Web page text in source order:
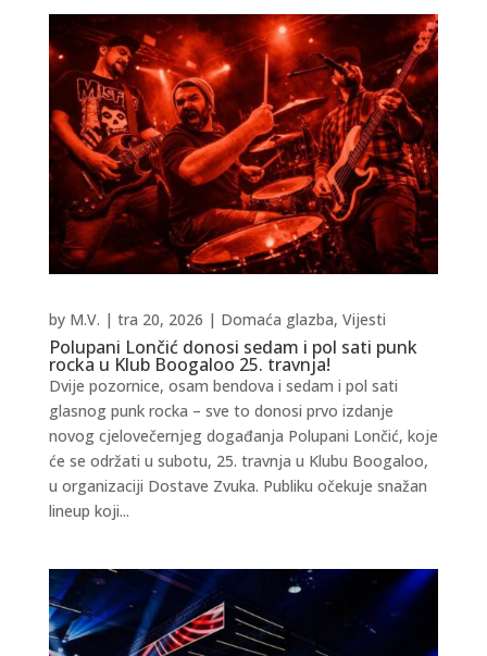
Polupani Lončić donosi sedam i pol sati punk
rocka u Klub Boogaloo 25. travnja!
by M.V. | tra 20, 2026 | Domaća glazba, Vijesti
Dvije pozornice, osam bendova i sedam i pol sati
glasnog punk rocka – sve to donosi prvo izdanje
novog cjelovečernjeg događanja Polupani Lončić, koje
će se održati u subotu, 25. travnja u Klubu Boogaloo,
u organizaciji Dostave Zvuka. Publiku očekuje snažan
lineup koji...